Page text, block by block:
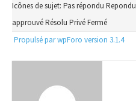
Icônes de sujet: Pas répondu Repondu
approuvéRésolu PrivéFermé
Propulsé par wpForo version 3.1.4